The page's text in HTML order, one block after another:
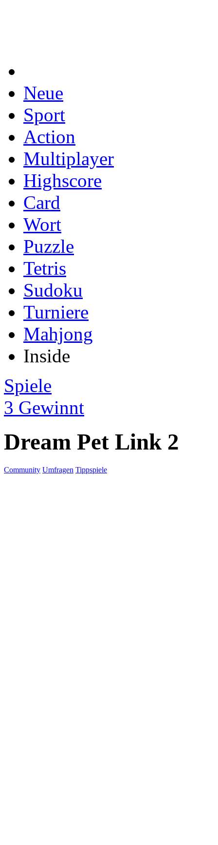
Neue
Sport
Action
Multiplayer
Highscore
Card
Wort
Puzzle
Tetris
Sudoku
Turniere
Mahjong
Inside
Spiele
3 Gewinnt
Dream Pet Link 2
Community Umfragen Tippspiele